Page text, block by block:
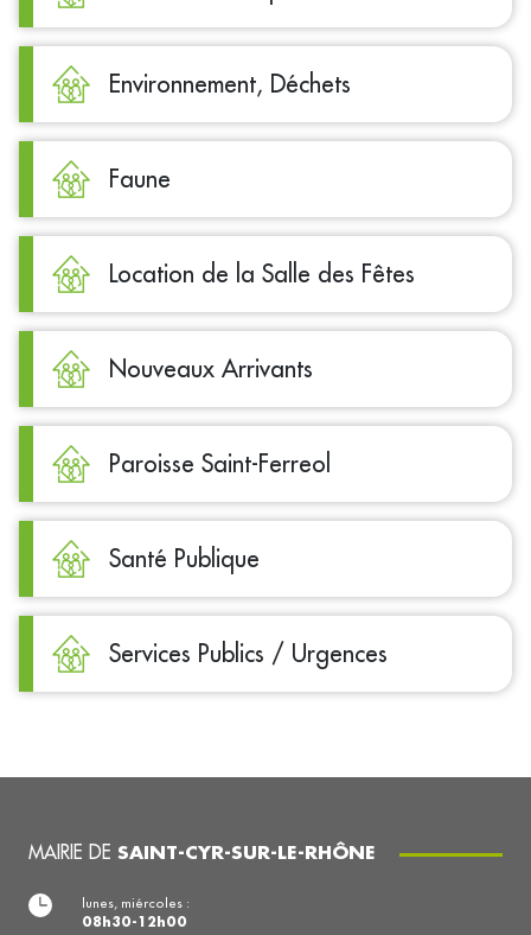
Environnement, Déchets
Faune
Location de la Salle des Fêtes
Nouveaux Arrivants
Paroisse Saint-Ferreol
Santé Publique
Services Publics / Urgences
MAIRIE DE SAINT-CYR-SUR-LE-RHÔNE
lunes, miércoles :
08h30-12h00